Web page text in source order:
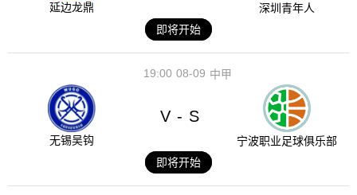
延边龙鼎
深圳青年人
即将开始
08-09
19:00 中甲
无锡吴钩
V - S
宁波职业足球俱乐部
即将开始